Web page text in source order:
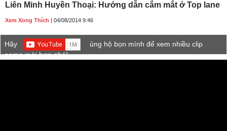
Liên Minh Huyền Thoại: Hướng dẫn cắm mắt ở Top lane
Xem Xong Thích | 04/08/2014 9:46
Hãy
ủng hộ bọn mình để xem nhiều clip
game mới hơn nhé!